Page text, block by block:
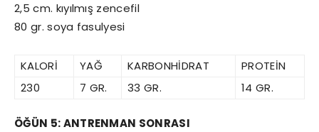
2,5 cm. kıyılmış zencefil
80 gr. soya fasulyesi
KALORİ YAĞ KARBONHİDRAT
PROTEİN
230
7 GR. 33 GR. 14 GR.
ÖĞÜN 5: ANTRENMAN SONRASI